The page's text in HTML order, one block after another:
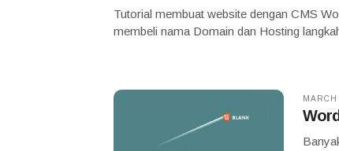
Tutorial membuat website dengan CMS
membeli nama Domain dan Hosting